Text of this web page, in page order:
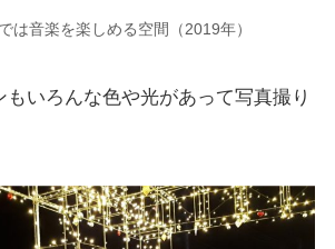
は音楽を楽しめる空間（2019年）
もいろんな色や光があって写真撮り